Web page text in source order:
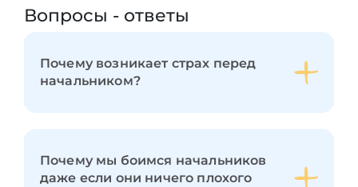
Вопросы - ответы
Почему возникает страх перед
начальником?
Почему мы боимся начальников
даже если они ничего плохого